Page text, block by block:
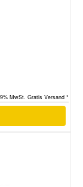
MwSt. Gratis Versand *